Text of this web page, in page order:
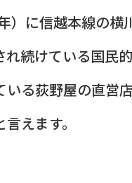
）に信越本線の
続けている国民的
る荻野屋の直営
えます。